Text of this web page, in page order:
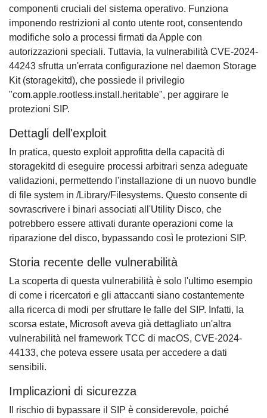
componenti cruciali del sistema operativo. Funziona
imponendo restrizioni al conto utente root, consentendo
modifiche solo a processi firmati da Apple con
autorizzazioni speciali. Tuttavia, la vulnerabilità CVE-2024-
44243 sfrutta un'errata configurazione nel daemon Storage
Kit (storagekitd), che possiede il privilegio
"com.apple.rootless.install.heritable", per aggirare le
protezioni SIP.
Dettagli dell'exploit
In pratica, questo exploit approfitta della capacità di
storagekitd di eseguire processi arbitrari senza adeguate
validazioni, permettendo l'installazione di un nuovo bundle
di file system in /Library/Filesystems. Questo consente di
sovrascrivere i binari associati all'Utility Disco, che
potrebbero essere attivati durante operazioni come la
riparazione del disco, bypassando così le protezioni SIP.
Storia recente delle vulnerabilità
La scoperta di questa vulnerabilità è solo l'ultimo esempio
di come i ricercatori e gli attaccanti siano costantemente
alla ricerca di modi per sfruttare le falle del SIP. Infatti, la
scorsa estate, Microsoft aveva già dettagliato un'altra
vulnerabilità nel framework TCC di macOS, CVE-2024-
44133, che poteva essere usata per accedere a dati
sensibili.
Implicazioni di sicurezza
Il rischio di bypassare il SIP è considerevole, poiché